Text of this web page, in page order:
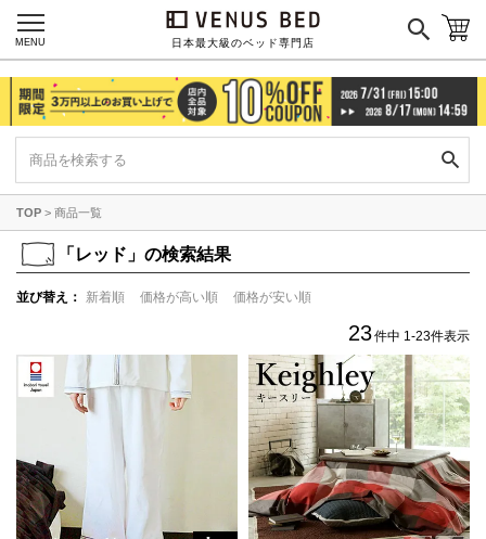
日本最大級のベッド専門店
MENU
TOP 商品一覧
「 レッド」の検索結果
並び替え 新着順 価格が高い順 価格が安い順
23件中 1 -23件表示